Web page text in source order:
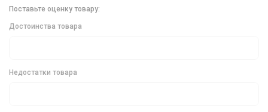
идеальный выбор для фидерной ловли. Ее точность и
получать богатый улов.
Поставьте оценку товару:
Достоинства товара
Недостатки товара